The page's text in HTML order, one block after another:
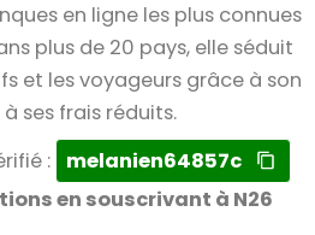
en ligne les plus connues
plus de 20 pays, elle séduit
et les voyageurs grâce à son
ses frais réduits.
:
melanien64857c
en souscrivant à N26